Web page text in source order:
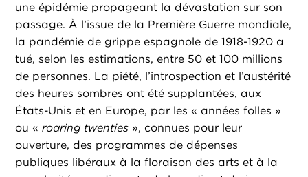
une épidémie propageant la dévastation sur son
passage. À l’issue de la Première Guerre mondiale,
la pandémie de grippe espagnole de 1918-1920 a
tué, selon les estimations, entre 50 et 100 millions
de personnes. La piété, l’introspection et l’austérité
des heures sombres ont été supplantées, aux
États-Unis et en Europe, par les « années folles »
ou «roaring twenties », connues pour leur
ouverture, des programmes de dépenses
publiques libéraux à la floraison des arts et à la